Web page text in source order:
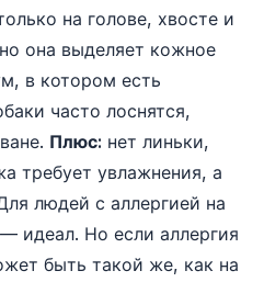
на голове, хвосте и
она выделяет кожное
в котором есть
часто лоснятся,
Плюс: нет линьки,
требует увлажнения, а
людей с аллергией на
идеал. Но если аллергия
быть такой же, как на